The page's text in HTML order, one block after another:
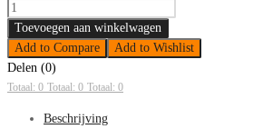
Toevoegen aan winkelwagen
Add to Compare
Add to Wishlist
Delen (0)
Totaal: 0 Totaal: 0 Totaal: 0
Beschrijving